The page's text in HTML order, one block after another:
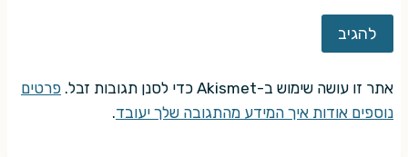
אתר זו עושה שימוש ב-Akismet כדי לסנן תגובות זבל.
פרטים
נוספים אודות איך המידע מהתגובה שלך יעובד.